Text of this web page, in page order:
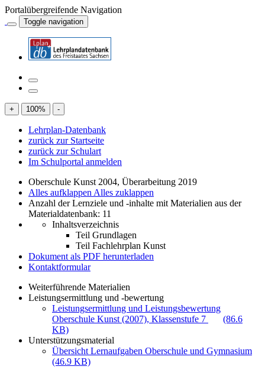
Portalübergreifende Navigation
Toggle navigation
+ 100% -
Lehrplan-Datenbank
zurück zur Startseite
zurück zur Schulart
Im Schulportal anmelden
Oberschule Kunst 2004, Überarbeitung 2019
Alles aufklappen Alles zuklappen
Anzahl der Lernziele und -inhalte mit Materialien aus der
Materialdatenbank: 11
Inhaltsverzeichnis
Teil Grundlagen
Teil Fachlehrplan Kunst
Dokument als PDF herunterladen
Kontaktformular
Weiterführende Materialien
Leistungsermittlung und -bewertung
Leistungsermittlung und Leistungsbewertung
Oberschule Kunst (2007), Klassenstufe 7
(86.6
KB)
Unterstützungsmaterial
Übersicht Lernaufgaben Oberschule und Gymnasium
(46.9 KB)